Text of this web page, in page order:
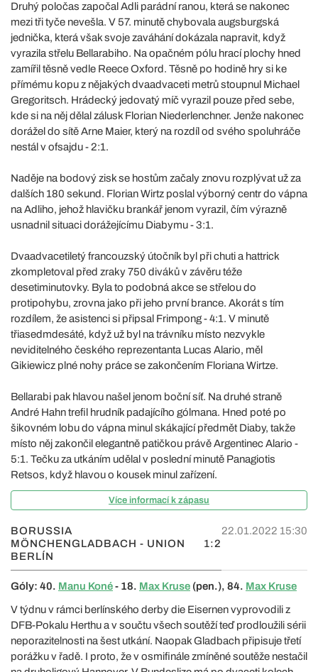
Druhý poločas započal Adli parádní ranou, která se nakonec
mezi tři tyče nevešla. V 57. minutě chybovala augsburgská
jednička, která však svoje zaváhání dokázala napravit, když
vyrazila střelu Bellarabiho. Na opačném pólu hrací plochy hned
zamířil těsně vedle Reece Oxford. Těsně po hodině hry si ke
přímému kopu z nějakých dvaadvaceti metrů stoupnul Michael
Gregoritsch. Hrádecký jedovatý míč vyrazil pouze před sebe,
kde si na něj dělal zálusk Florian Niederlenchner. Jenže nakonec
dorážel do sítě Arne Maier, který na rozdíl od svého spoluhráče
nestál v ofsajdu - 2:1.
Naděje na bodový zisk se hostům začaly znovu rozplývat už za
dalších 180 sekund. Florian Wirtz poslal výborný centr do vápna
na Adliho, jehož hlavičku brankář jenom vyrazil, čím výrazně
usnadnil situaci dorážejícímu Diabymu - 3:1.
Dvaadvacetiletý francouzský útočník byl při chuti a hattrick
zkompletoval před zraky 750 diváků v závěru téže
desetiminutovky. Byla to podobná akce se střelou do
protipohybu, zrovna jako při jeho první brance. Akorát s tím
rozdílem, že asistenci si připsal Frimpong - 4:1. V minutě
třiasedmdesáté, když už byl na trávníku místo nezvykle
neviditelného českého reprezentanta Lucas Alario, měl
Gikiewicz plné nohy práce se zakončením Floriana Wirtze.
Bellarabi pak hlavou našel jenom boční síť. Na druhé straně
André Hahn trefil hrudník padajícího gólmana. Hned poté po
šikovném lobu do vápna minul skákající předmět Diaby, takže
místo něj zakončil elegantně patičkou právě Argentinec Alario -
5:1. Tečku za utkáním udělal v poslední minutě Panagiotis
Retsos, když hlavou o kousek minul zařízení.
Více informací k zápasu
BORUSSIA
MÖNCHENGLADBACH - UNION
BERLÍN
1:2
22.01.2022 15:30
Góly: 40. Manu Koné- 18. Max Kruse (pen.), 84. Max Kruse
V týdnu v rámci berlínského derby die Eisernen vyprovodili z
DFB-Pokalu Herthu a v součtu všech soutěží teď prodloužili sérii
neporazitelnosti na šest utkání. Naopak Gladbach připisuje třetí
porážku v řadě. I proto, že v osmifinále zmíněné soutěže nestačil